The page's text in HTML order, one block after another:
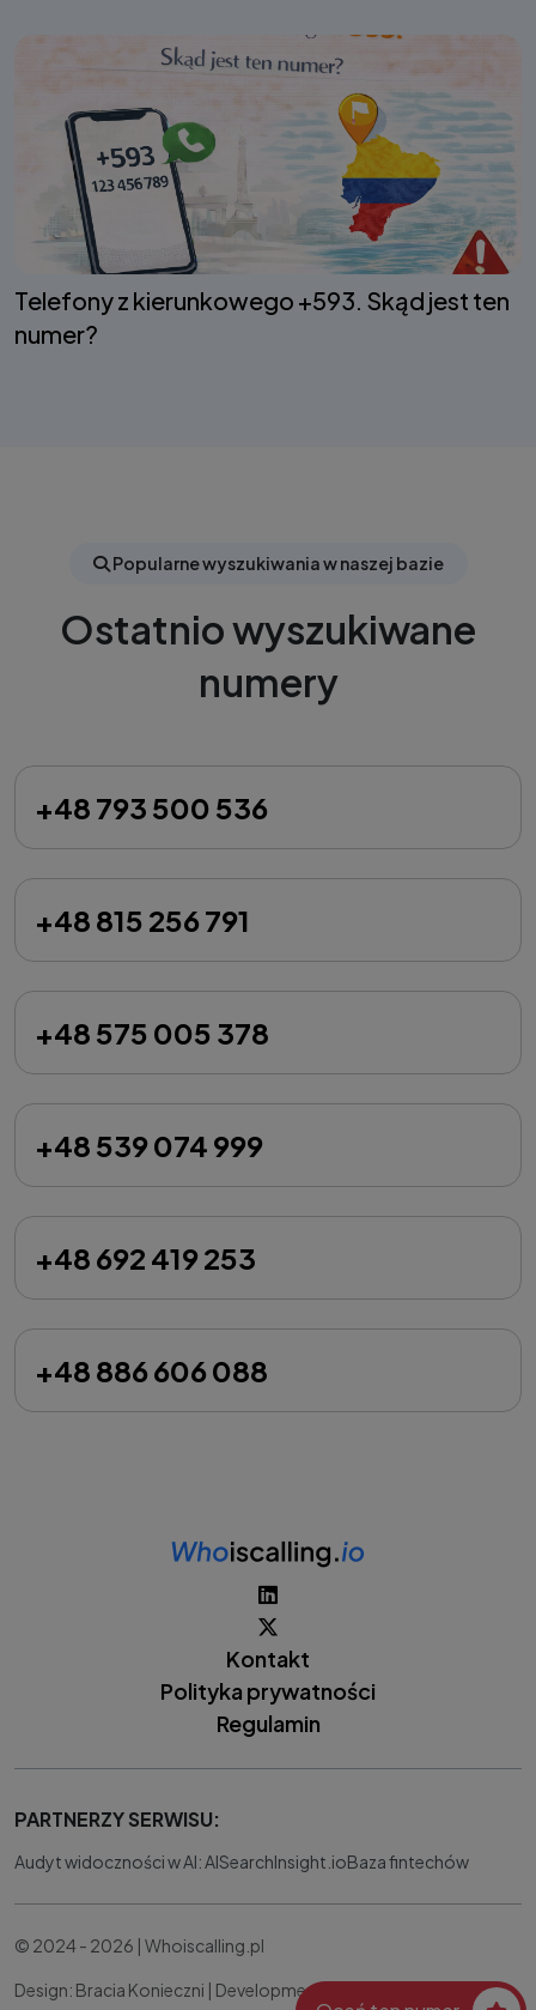
Telefony z kierunkowego +593. Skąd jest ten
numer?
Popularne wyszukiwania w naszej bazie
Ostatnio wyszukiwane
numery
+48 793 500 536
+48 815 256 791
+48 575 005 378
+48 539 074 999
+48 692 419 253
+48 886 606 088
Kontakt
Polityka prywatności
Regulamin
PARTNERZY SERWISU:
Audyt widoczności w AI: AISearchInsight.ioBaza fintechów
© 2024 - 2026 | Whoiscalling.pl
Design: Bracia Konieczni | Development: